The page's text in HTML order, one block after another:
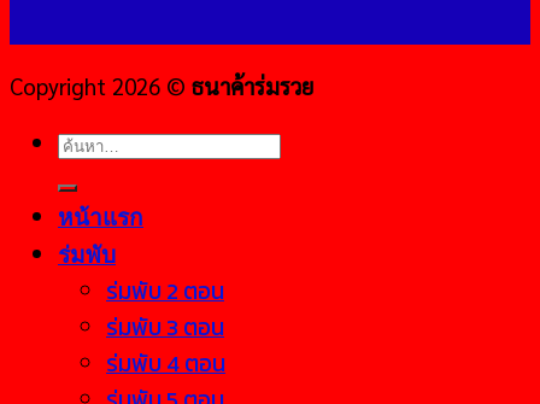
Copyright 2026 © ธนาค้าร่มรวย
ค้นหา:
หน้าแรก
ร่มพับ
ร่มพับ 2 ตอน
ร่มพับ 3 ตอน
ร่มพับ 4 ตอน